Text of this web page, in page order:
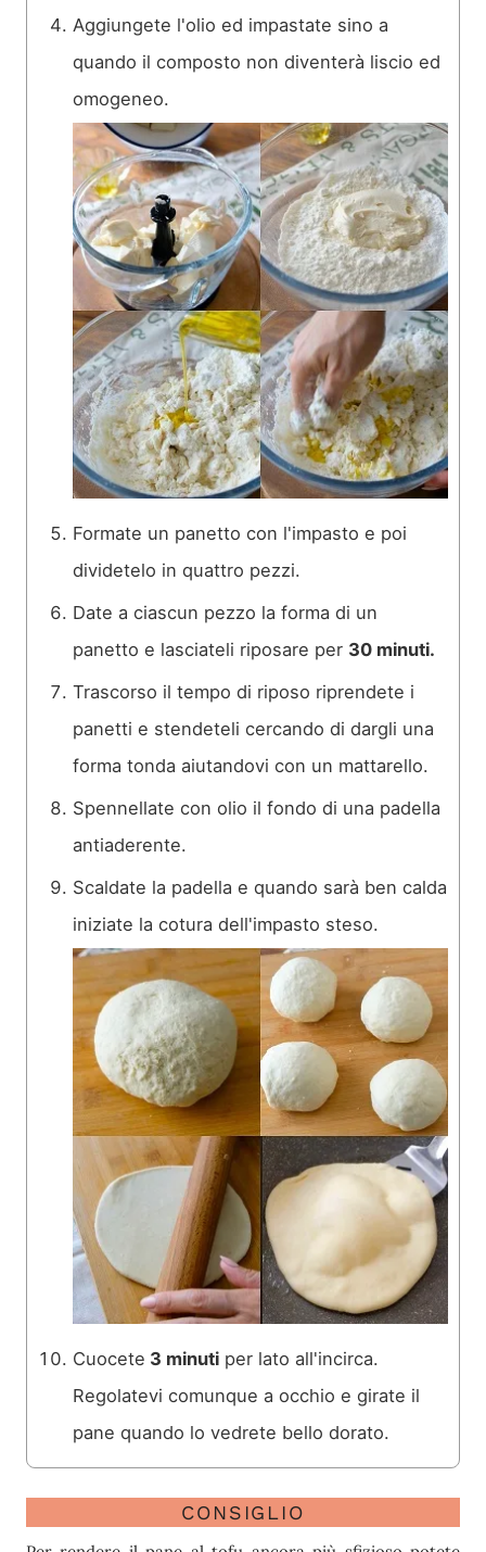
Aggiungete l'olio ed impastate sino a
quando il composto non diventerà liscio ed
omogeneo.
Formate un panetto con l'impasto e poi
dividetelo in quattro pezzi.
Date a ciascun pezzo la forma di un
panetto e lasciateli riposare per 30 minuti.
Trascorso il tempo di riposo riprendete i
panetti e stendeteli cercando di dargli una
forma tonda aiutandovi con un mattarello.
Spennellate con olio il fondo di una padella
antiaderente.
Scaldate la padella e quando sarà ben calda
iniziate la cotura dell'impasto steso.
Cuocete 3 minuti per lato all'incirca.
Regolatevi comunque a occhio e girate il
pane quando lo vedrete bello dorato.
CONSIGLIO